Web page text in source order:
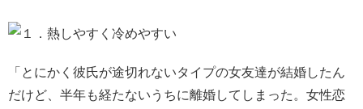
「とにかく彼氏が途切れないタイプの女友達が結婚したん
だけど、半年も経たないうちに離婚してしまった。女性恋